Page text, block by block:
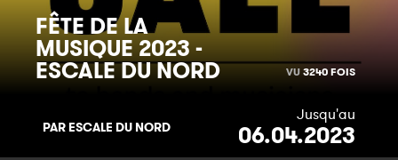
FÊTE DE LA
MUSIQUE 2023 -
ESCALE DU NORD VU 3240 FOIS
PAR ESCALE DU NORD
Jusqu'au
06.04.2023